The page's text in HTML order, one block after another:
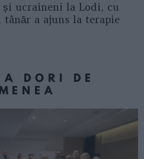
ucraineni la Lodi, cu
a ajuns la terapie
DORI DE